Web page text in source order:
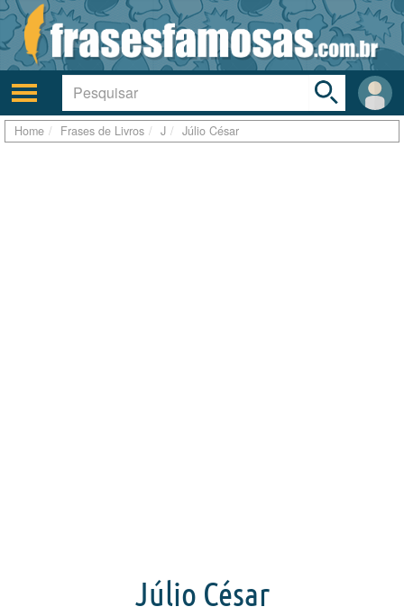
Ativar/desativar
a
navegação
Área
do
Toggle
search
bar
Home Frases de Livros J Júlio César
Júlio César